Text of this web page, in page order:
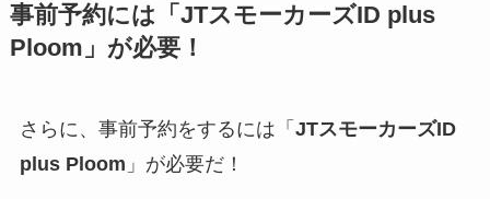
事前予約には「JTスモーカーズID plus
Ploom」が必要！
さらに、事前予約をするには「 JTスモーカーズID
plus Ploom 」が必要だ！